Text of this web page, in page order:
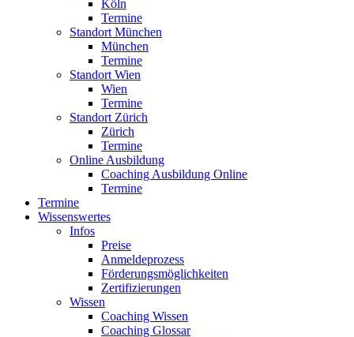
Köln
Termine
Standort München
München
Termine
Standort Wien
Wien
Termine
Standort Zürich
Zürich
Termine
Online Ausbildung
Coaching Ausbildung Online
Termine
Termine
Wissenswertes
Infos
Preise
Anmeldeprozess
Förderungsmöglichkeiten
Zertifizierungen
Wissen
Coaching Wissen
Coaching Glossar